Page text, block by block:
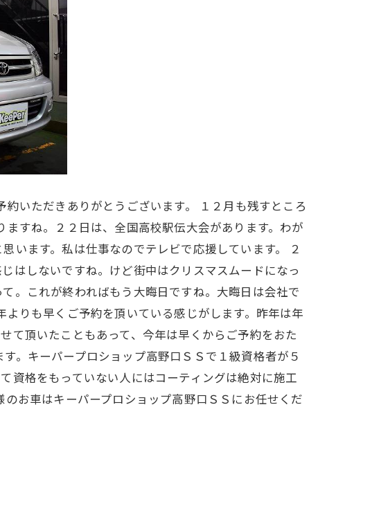
いただきありがとうございます。 １２月も残すところ
すね。２２日は、全国高校駅伝大会があります。わが
います。私は仕事なのでテレビで応援しています。 ２
はしないですね。けど街中はクリスマスムードになっ
。これが終わればもう大晦日ですね。大晦日は会社で
りも早くご予約を頂いている感じがします。昨年は年
て頂いたこともあって、今年は早くからご予約をおた
。キーパープロショップ高野口ＳＳで１級資格者が５
資格をもっていない人にはコーティングは絶対に施工
お車はキーパープロショップ高野口ＳＳにお任せくだ